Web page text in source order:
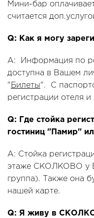
Мини-бар
считается
Q: Как я могу
A: Информация по
доступна в Вашем
" Билеты". С
регистрации отеля и
Q: Где стойка
гостиниц "Памир"
A: Стойка
этаже СКОЛКОВО у
группа). Также она
нашей карте.
Q: Я живу в